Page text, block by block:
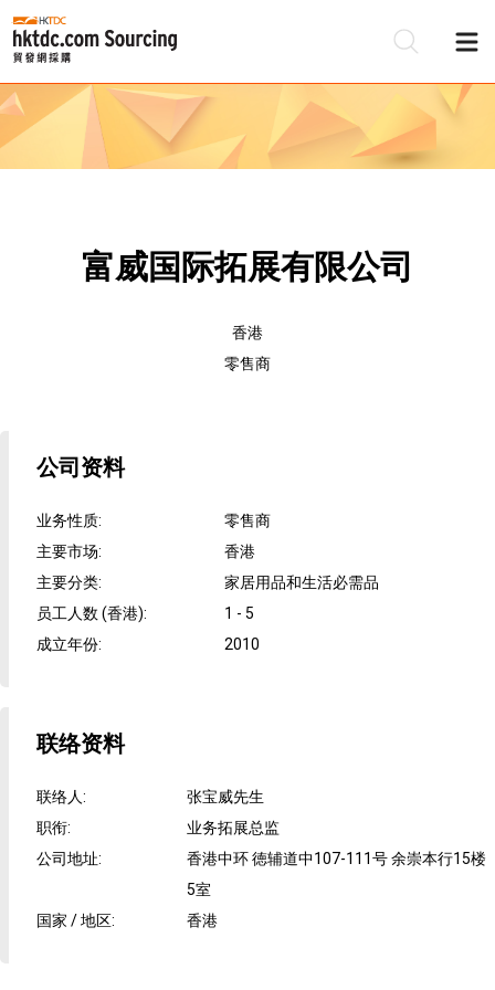
富威国际拓展有限公司
香港
零售商
公司资料
业务性质:
零售商
主要市场:
香港
主要分类:
家居用品和生活必需品
员工人数 (香港):
1 - 5
成立年份: 2010
联络资料
联络人:
张宝威先生
职衔:
业务拓展总监
公司地址:
香港中环 徳辅道中107-111号 余崇本行15楼
5室
国家 / 地区: 香港